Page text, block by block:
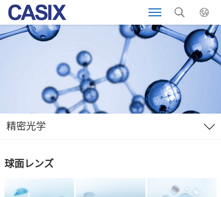
精密光学
球面レンズ